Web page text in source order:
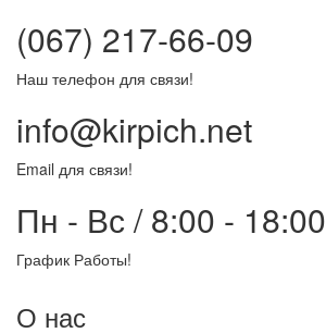
(067) 217-66-09
Наш телефон для связи!
info@kirpich.net
Email для связи!
Пн - Вс / 8:00 - 18:00
График Работы!
О нас